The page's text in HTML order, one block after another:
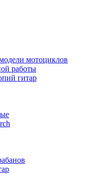
мотоциклов
работы
гитар